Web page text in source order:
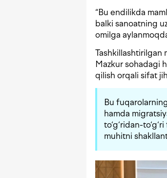
“Bu endilikda
balki sanoatning
omilga
Tashkillashtirilgan
Mazkur sohadagi
qilish orqali sifat
Bu
hamda
to‘g‘ridan-
muhitni